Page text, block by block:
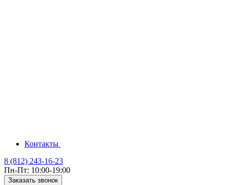
Контакты
8 (812) 243-16-23
Пн-Пт: 10:00-19:00
Заказать звонок